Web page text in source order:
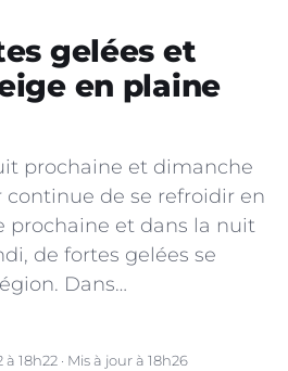
gelées et
en plaine
prochaine et dimanche
continue de se refroidir en
prochaine et dans la nuit
de fortes gelées se
Dans…
18h22 · Mis à jour à 18h26